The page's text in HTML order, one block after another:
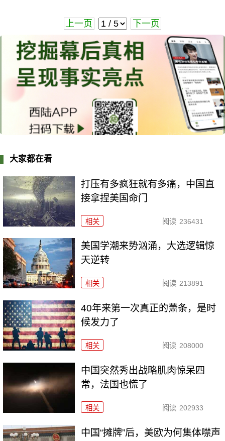
上一页 下一页
大家都在看
打压有多疯狂就有多痛，中国直
接拿捏美国命门
相关 阅读 236431
美国学潮来势汹涌，大选逻辑惊
天逆转
相关 阅读 213891
40年来第一次真正的萧条，是时
候发力了
相关 阅读 208000
中国突然秀出战略肌肉惊呆四
常，法国也慌了
相关 阅读 202933
中国“摊牌”后，美欧为何集体噤声